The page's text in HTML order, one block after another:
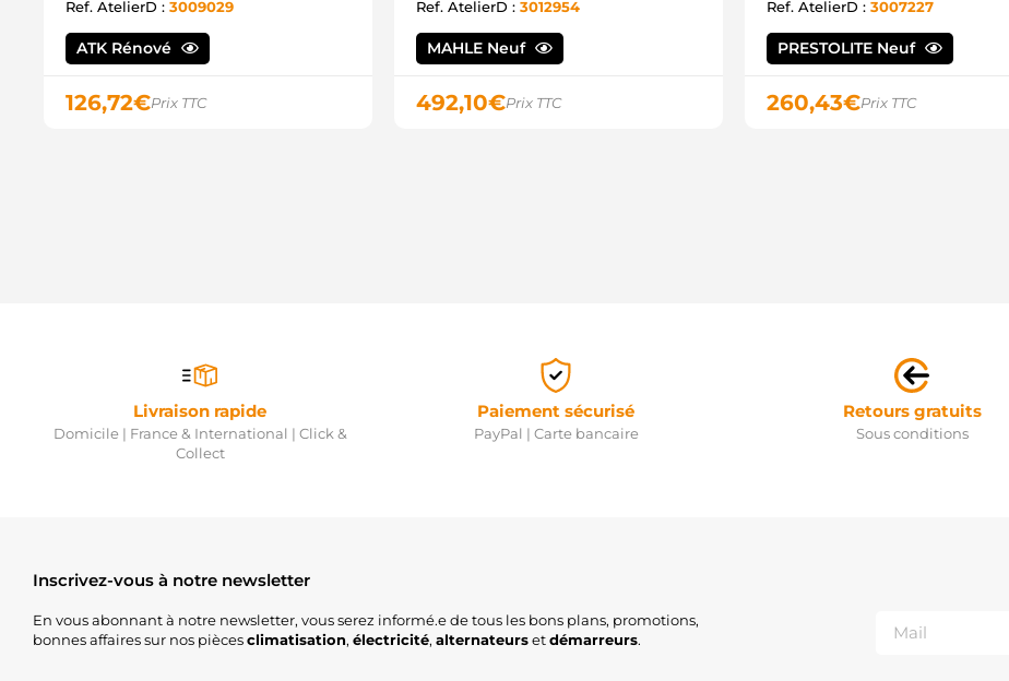
Ref. AtelierD : 3009029
ATK Rénové
126,72€Prix TTC
Ref. AtelierD : 3012954
MAHLE Neuf
492,10€Prix TTC
Ref. AtelierD : 3007227
PRESTOLITE Neuf
260,43€Prix TTC
Livraison rapide
Domicile | France & International | Click &
Collect
Paiement sécurisé
PayPal | Carte bancaire
Retours gratuits
Sous conditions
Inscrivez-vous à notre newsletter
En vous abonnant à notre newsletter, vous serez informé.e de tous les bons plans, promotions,
bonnes affaires sur nos piècesclimatisation, électricité, alternateursetdémarreurs.